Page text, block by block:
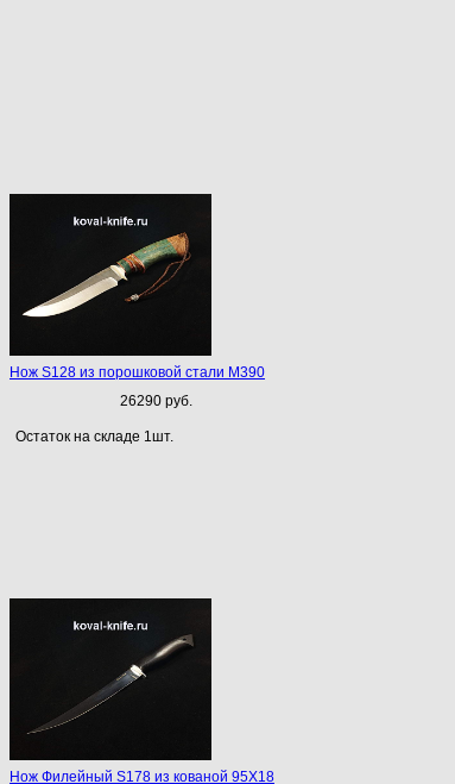
Нож S128 из порошковой стали М390
26290 руб.
Остаток на складе 1шт.
Нож Филейный S178 из кованой 95Х18